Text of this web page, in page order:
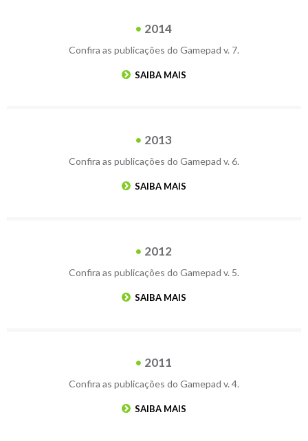
2014
Confira as publicações do Gamepad v. 7.
SAIBA MAIS
2013
Confira as publicações do Gamepad v. 6.
SAIBA MAIS
2012
Confira as publicações do Gamepad v. 5.
SAIBA MAIS
2011
Confira as publicações do Gamepad v. 4.
SAIBA MAIS